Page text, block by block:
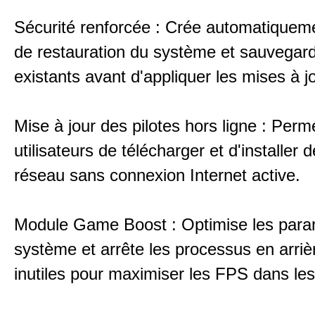
Sécurité renforcée : Crée
de restauration du système et
existants avant d'appliquer les mises à
Mise à jour des pilotes hors ligne :
utilisateurs de télécharger et d'installer
réseau sans connexion Internet active.
Module Game Boost : Optimise les
système et arrête les processus en
inutiles pour maximiser les FPS dans